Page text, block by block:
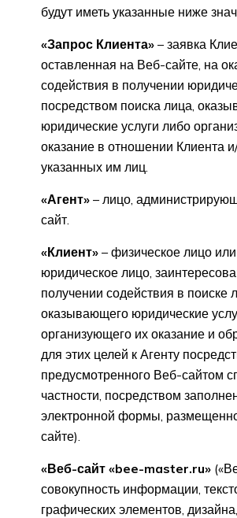
будут иметь указанные ниже
«Запрос Клиента» – заявка
оставленная на Веб-сайте, на
содействия в получении
посредством поиска лица,
юридические услуги либо
оказание в отношении Клиента
указанных им лиц.
«Агент» – лицо,
сайт.
«Клиент» – физическое лицо или
юридическое лицо,
получении содействия в поиске
оказывающего юридические
организующего их оказание и
для этих целей к Агенту
предусмотренного Веб-сайтом
частности, посредством
электронной формы,
сайте).
«Веб-сайт «bee-master.ru»
совокупность информации,
графических элементов, дизайна,